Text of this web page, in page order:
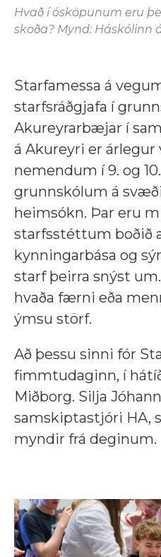
Hvað í ósköpunum eru
skoða? Mynd: Háskólinn
Starfamessa á
starfsráðgjafa í
Akureyrarbæjar í
á Akureyri er árlegur
nemendum í 9. og
grunnskólum á
heimsókn. Þar eru
starfsstéttum boðið
kynningarbása og
starf þeirra snýst
hvaða færni eða
ýmsu störf.
Að þessu sinni fór
fimmtudaginn, í
Miðborg. Silja
samskiptastjóri HA,
myndir frá deginum.